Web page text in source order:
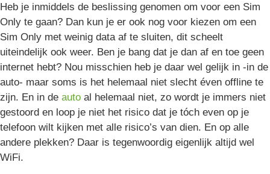
Heb je inmiddels de beslissing genomen om voor een Sim
Only te gaan? Dan kun je er ook nog voor kiezen om een
Sim Only met weinig data af te sluiten, dit scheelt
uiteindelijk ook weer. Ben je bang dat je dan af en toe geen
internet hebt? Nou misschien heb je daar wel gelijk in -in de
auto- maar soms is het helemaal niet slecht éven offline te
zijn. En in de auto al helemaal niet, zo wordt je immers niet
gestoord en loop je niet het risico dat je tóch even op je
telefoon wilt kijken met alle risico’s van dien. En op alle
andere plekken? Daar is tegenwoordig eigenlijk altijd wel
WiFi.